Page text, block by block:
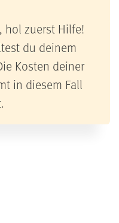
hol zuerst Hilfe!
du deinem
Kosten deiner
in diesem Fall